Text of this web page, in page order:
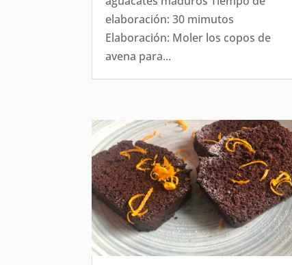
elaboración: 30 mimutos
Elaboración: Moler los copos de
avena para...